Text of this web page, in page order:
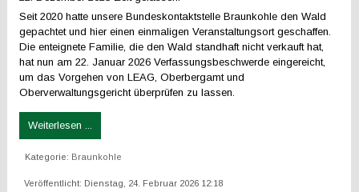
Seit 2020 hatte unsere Bundeskontaktstelle Braunkohle den Wald
gepachtet und hier einen einmaligen Veranstaltungsort geschaffen.
Die enteignete Familie, die den Wald standhaft nicht verkauft hat,
hat nun am 22. Januar 2026 Verfassungsbeschwerde eingereicht,
um das Vorgehen von LEAG, Oberbergamt und
Oberverwaltungsgericht überprüfen zu lassen.
Weiterlesen ...
Kategorie: Braunkohle
Veröffentlicht: Dienstag, 24. Februar 2026 12:18